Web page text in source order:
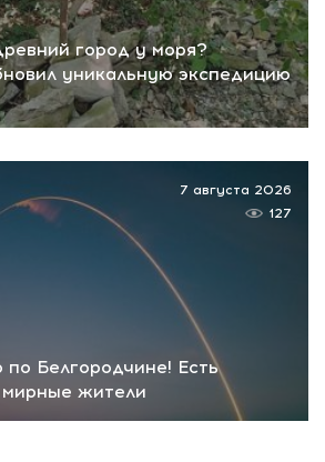
город у моря?
уникальную экспедицию
Белгородчине! Есть
жители
7 августа 2026
127